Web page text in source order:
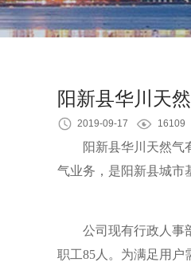
阳新县华川天
2019-09-17 16109
阳新县华川天然气
气业务，是阳新县城市
公司现有行政人事
职工85人。为满足用户